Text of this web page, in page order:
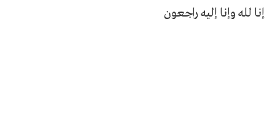
إنا لله وإنا إليه راجعون